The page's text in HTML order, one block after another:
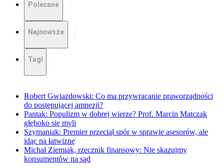
Polecane
Najnowsze
Tagi
Robert Gwiazdowski: Co ma przywracanie praworządności
do postępującej amnezji?
Pantak: Populizm w dobrej wierze? Prof. Marcin Matczak
głęboko się myli
Szymaniak: Premier przeciął spór w sprawie asesorów, ale
idąc na łatwiznę
Michał Ziemiak, rzecznik finansowy: Nie skazujmy
konsumentów na sąd